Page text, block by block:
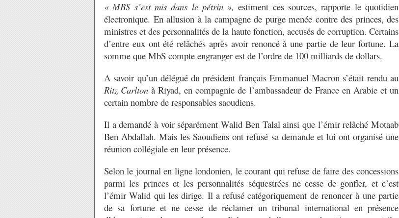
« MBS s’est mis dans le pétrin », estiment ces sources, rapporte le quotidien
électronique. En allusion à la campagne de purge menée contre des princes, des
ministres et des personnalités de la haute fonction, accusés de corruption. Certains
d’entre eux ont été relâchés après avoir renoncé à une partie de leur fortune. La
somme que MbS compte engranger est de l’ordre de 100 milliards de dollars.
A savoir qu’un délégué du président français Emmanuel Macron s’était rendu au
Ritz Carlton à Riyad, en compagnie de l’ambassadeur de France en Arabie et un
certain nombre de responsables saoudiens.
Il a demandé à voir séparément Walid Ben Talal ainsi que l’émir relâché Motaab
Ben Abdallah. Mais les Saoudiens ont refusé sa demande et lui ont organisé une
réunion collégiale en leur présence.
Selon le journal en ligne londonien, le courant qui refuse de faire des concessions
parmi les princes et les personnalités séquestrées ne cesse de gonfler, et c’est
l’émir Walid qui les dirige. Il a refusé catégoriquement de renoncer à une partie
de sa fortune et ne cesse de réclamer un tribunal international en présence